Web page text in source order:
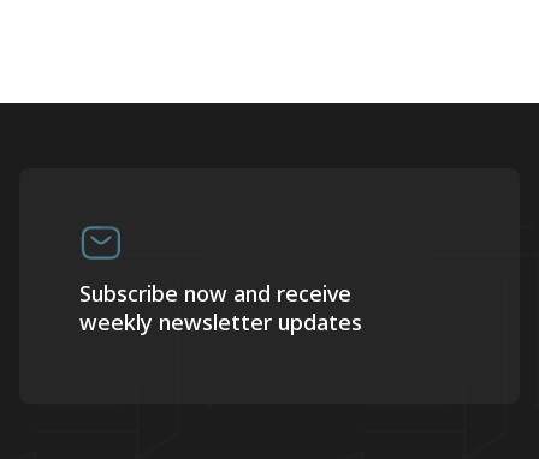
Subscribe now and receive
weekly newsletter updates